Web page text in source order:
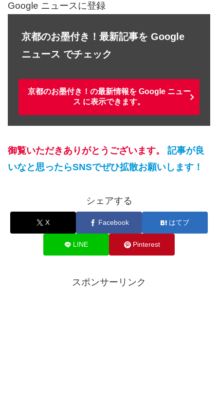
Google ニュースに登録
京都のお墨付き！最新記事を Google
ニュース でチェック
京都のお墨付き！の最新情報を Google ニュー
ス に表示できます。
御覧いただきありがとうございます。
記事が良
いなと思ったらSNSでぜひ拡散お願いします！
シェアする
X Facebook はてブ
LINE Pinterest
スポンサーリンク